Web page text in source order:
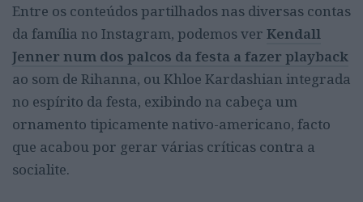
Entre os conteúdos partilhados nas diversas contas
da família no Instagram, podemos ver Kendall
Jenner num dos palcos da festa a fazer playback
ao som de Rihanna, ou Khloe Kardashian integrada
no espírito da festa, exibindo na cabeça um
ornamento tipicamente nativo-americano, facto
que acabou por gerar várias críticas contra a
socialite.